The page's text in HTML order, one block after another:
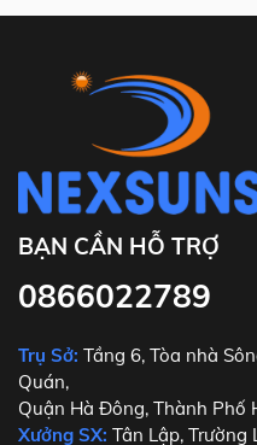
BẠN CẦN HỖ TRỢ
0866022789
Trụ Sở: Tầng 6, Tòa nhà
Quán,
Quận Hà Đông, Thành Phố
Xưởng SX: Tân Lập, Trường